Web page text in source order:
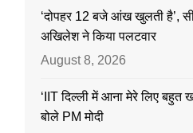
‘दोपहर 12 बजे आंख खुलती है’,
अखिलेश ने किया पलटवार
August 8, 2026
‘IIT दिल्ली में आना मेरे लिए बहुत
बोले PM मोदी